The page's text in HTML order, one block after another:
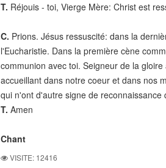
T. Réjouis - toi, Vierge Mère: Christ est
C. Prions. Jésus ressuscité: dans la
l'Eucharistie. Dans la première cène
communion avec toi. Seigneur de la
accueillant dans notre coeur et dans nos
qui n'ont d'autre signe de
T. Amen
Chant
VISITE: 12416